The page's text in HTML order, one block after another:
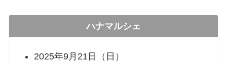
ハナマルシェ
2025年9月21日（日）